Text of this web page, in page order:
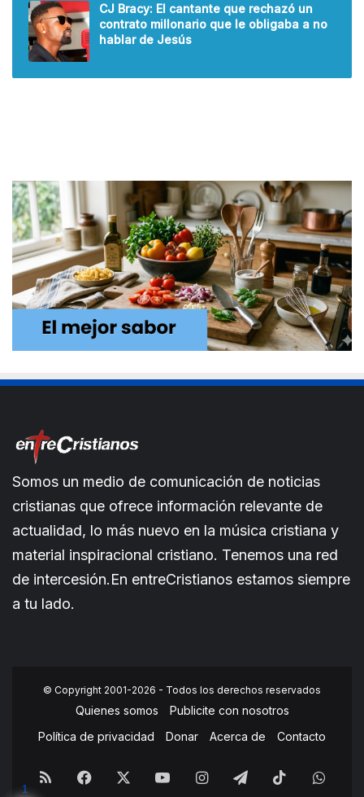
CJ Bracy: El cantante que rechazó un
contrato millonario que le obligaba a no
hablar de Jesús
Somos un medio de comunicación de noticias
cristianas que ofrece información relevante de
actualidad, lo más nuevo en la música cristiana y
material inspiracional cristiano. Tenemos una red
de intercesión.En entreCristianos estamos siempre
a tu lado.
© Copyright 2001-2026 - Todos los derechos reservados
Quienes somos
Publicite con nosotros
Política de privacidad
Donar Acerca de Contacto
RSS Facebook YouTubeInstagramTelegramTikTok
1